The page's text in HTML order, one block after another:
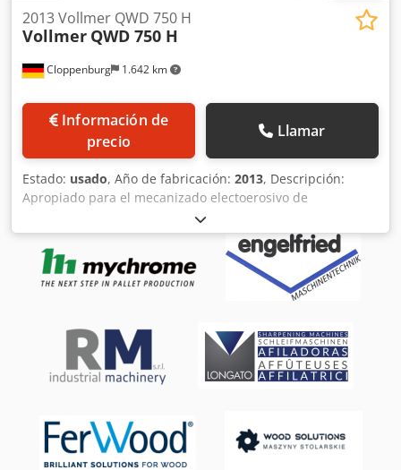
Cloppenburg 1.642 km
2013 Vollmer QWD 750 H
Vollmer QWD 750 H
Información de
precio
Llamar
Estado: usado, Año de fabricación: 2013, Descripción:
Apropiado para el mecanizado electoerosivo de
herramientas de diamante como fresas, herramientas de
mango, herramientas en forma de disco mediante
electrodo de hilo. Accesorios: Cubierta integral Adaptación
al eje A en HSK63-A,E incl. mandril de control Ø 25 mm
Sistema HSK63 A,E 12 Portaherramientas para cargar el
integrado para el mecanizado automático de hasta 12
herramientas, Palpadorde medición, PC con sistema
CAD/CAM Vollmer y Exprog, hardware y software para el
servicio DNC. Dodpsylkvljfx Ahgjkr Lubricación centralizada
sistema automático de extinción de incendios, lámpara
Diámetro exterior del cortador: Max. 320 mm Diámetro de
la herramienta de mango: 10-320 mm Herramientas en